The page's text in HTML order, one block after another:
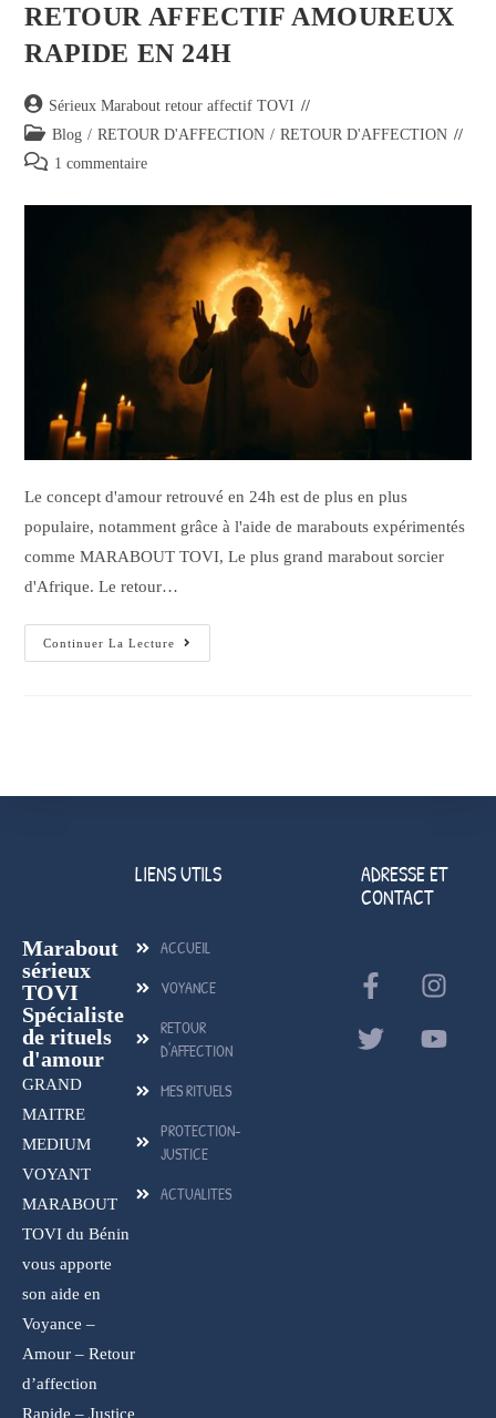
RETOUR AFFECTIF AMOUREUX
RAPIDE EN 24H
Sérieux Marabout retour affectif TOVI
Blog / RETOUR D'AFFECTION / RETOUR D'AFFECTION
1 commentaire
Le concept d'amour retrouvé en 24h est de plus en plus
populaire, notamment grâce à l'aide de marabouts expérimentés
comme MARABOUT TOVI, Le plus grand marabout sorcier
d'Afrique. Le retour…
Continuer La Lecture
Marabout
sérieux
TOVI
Spécialiste
de rituels
d'amour
GRAND
MAITRE
MEDIUM
VOYANT
MARABOUT
TOVI du Bénin
vous apporte
son aide en
Voyance –
Amour – Retour
d’affection
Rapide – Justice
LIENS UTILS
ACCUEIL
VOYANCE
RETOUR
D'AFFECTION
MES RITUELS
PROTECTION-
JUSTICE
ACTUALITES
ADRESSE ET
CONTACT